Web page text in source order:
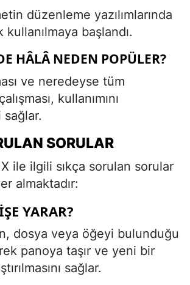
düzenleme yazılımlarında
kullanılmaya başlandı.
HÂLÂ NEDEN POPÜLER?
ve neredeyse tüm
kullanımını
SORULAR
ile ilgili sıkça sorulan sorular
almaktadır:
YARAR?
dosya veya öğeyi bulunduğu
panoya taşır ve yeni bir
sağlar.